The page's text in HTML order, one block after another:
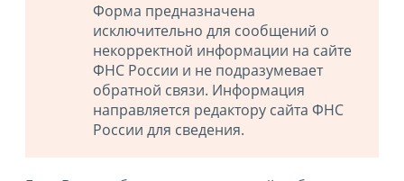
Форма предназначена
исключительно для сообщений о
некорректной информации на сайте
ФНС России и не подразумевает
обратной связи. Информация
направляется редактору сайта ФНС
России для сведения.